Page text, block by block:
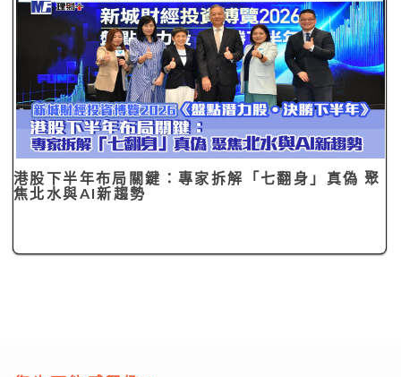
港股下半年布局關鍵：專家拆解「七翻身」真偽 聚
焦北水與AI新趨勢